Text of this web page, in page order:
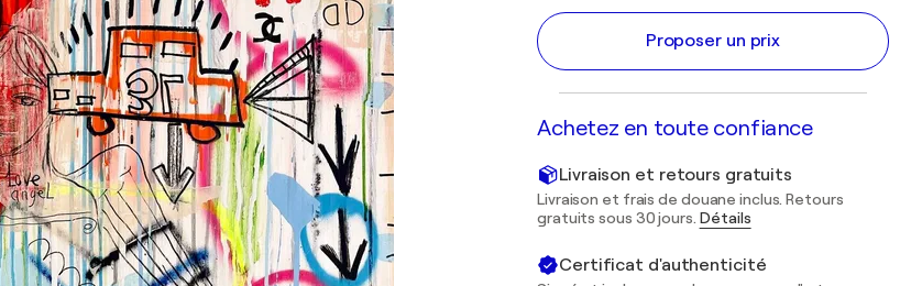
Proposer un prix
Achetez en toute confiance
Livraison et retours gratuits
Livraison et frais de douane inclus. Retours
gratuits sous 30 jours. Détails
Certificat d'authenticité